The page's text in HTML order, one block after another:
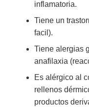
inflamatoria.
Tiene un
facil).
Tiene alergias
anafilaxia
Es alérgico al
rellenos
productos